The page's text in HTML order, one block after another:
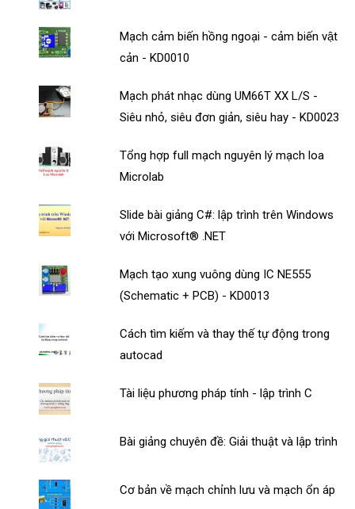
Mạch cảm biến hồng ngoại - cảm biến vật
cản - KD0010
Mạch phát nhạc dùng UM66T XX L/S -
Siêu nhỏ, siêu đơn giản, siêu hay - KD0023
Tổng hợp full mạch nguyên lý mạch loa
Microlab
Slide bài giảng C#: lập trình trên Windows
với Microsoft® .NET
Mạch tạo xung vuông dùng IC NE555
(Schematic + PCB) - KD0013
Cách tìm kiếm và thay thế tự động trong
autocad
Tài liệu phương pháp tính - lập trình C
Bài giảng chuyên đề: Giải thuật và lập trình
Cơ bản về mạch chỉnh lưu và mạch ổn áp